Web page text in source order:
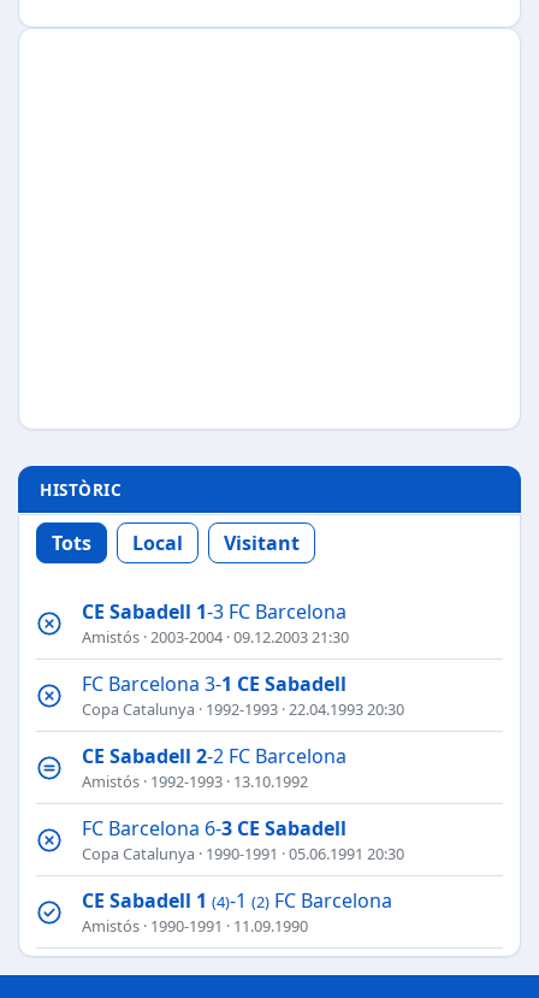
HISTÒRIC
Tots Local Visitant
CE Sabadell 1-3 FC Barcelona
Amistós ·2003-2004 · 09.12.2003 21:30
FC Barcelona 3-1 CE Sabadell
Copa Catalunya · 1992-1993 · 22.04.1993 20:30
CE Sabadell 2-2 FC Barcelona
Amistós · 1992-1993 · 13.10.1992
FC Barcelona 6-3 CE Sabadell
Copa Catalunya · 1990-1991 · 05.06.1991 20:30
CE Sabadell 1 (4)-1 (2) FC Barcelona
Amistós · 1990-1991 · 11.09.1990
CE Sabadell1 (4)-1(2)FC Barcelona